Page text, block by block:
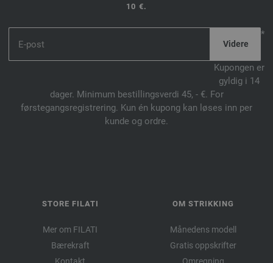
10 €.
*
Kupongen er
gyldig i 14
dager. Minimum bestillingsverdi 45, - €. For
førstegangsregistrering. Kun én kupong kan løses inn per
kunde og ordre.
STORE FILATI
Mer om FILATI
Bærekraft
OM STRIKKING
Månedens modell
Gratis oppskrifter